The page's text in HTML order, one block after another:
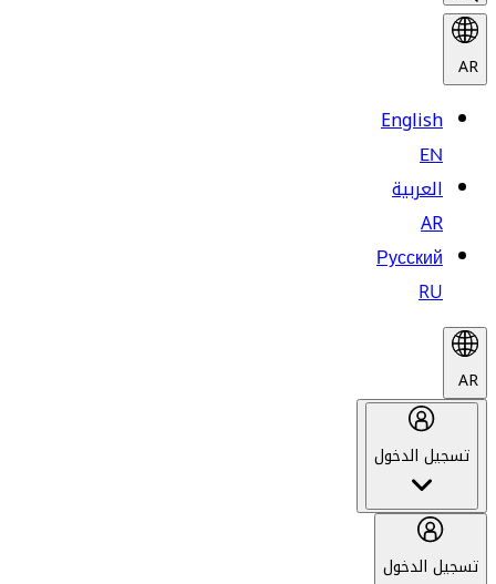
AR
English
EN
العربية
AR
Русский
RU
AR
تسجيل الدخول
تسجيل الدخول